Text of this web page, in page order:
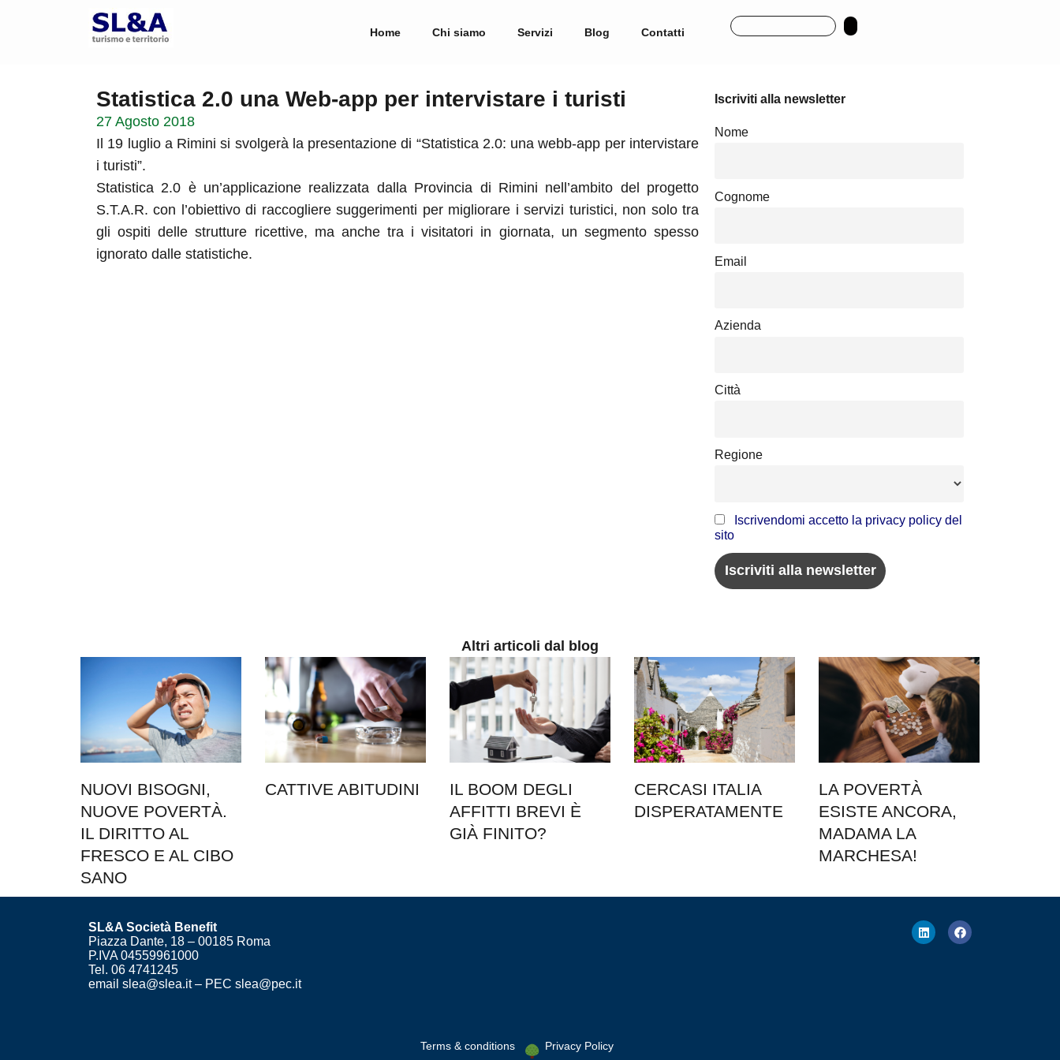
Home Chi siamo Servizi Blog Contatti
Statistica 2.0 una Web-app per intervistare i turisti
27 Agosto 2018
Il 19 luglio a Rimini si svolgerà la presentazione di “Statistica 2.0: una webb-app per intervistare
i turisti”.
Statistica 2.0 è un’applicazione realizzata dalla Provincia di Rimini nell’ambito del progetto
S.T.A.R. con l’obiettivo di raccogliere suggerimenti per migliorare i servizi turistici, non solo tra
gli ospiti delle strutture ricettive, ma anche tra i visitatori in giornata, un segmento spesso
ignorato dalle statistiche.
Iscriviti alla newsletter
Nome
Cognome
Email
Azienda
Città
Regione
Iscrivendomi accetto la privacy policy del
sito
Altri articoli dal blog
NUOVI BISOGNI,
NUOVE POVERTÀ.
IL DIRITTO AL
FRESCO E AL CIBO
SANO
CATTIVE ABITUDINI
IL BOOM DEGLI
AFFITTI BREVI È
GIÀ FINITO?
CERCASI ITALIA
DISPERATAMENTE
LA POVERTÀ
ESISTE ANCORA,
MADAMA LA
MARCHESA!
SL&A Società Benefit
Piazza Dante, 18 – 00185 Roma
P.IVA 04559961000
Tel. 06 4741245
email slea@slea.it – PEC slea@pec.it
Terms & conditions Privacy Policy